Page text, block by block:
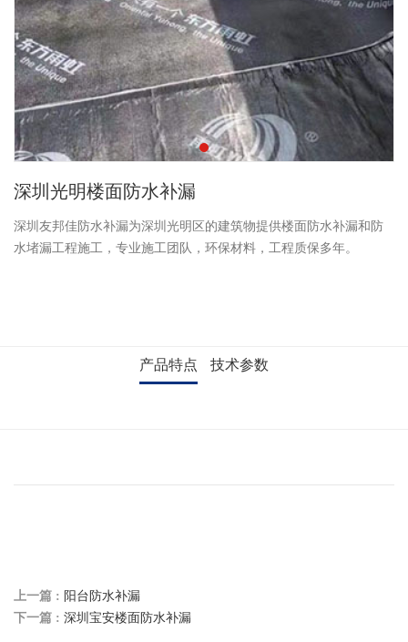
深圳光明楼面防水补漏
深圳友邦佳防水补漏为深圳光明区的建筑物提供楼面防水补漏和防
水堵漏工程施工，专业施工团队，环保材料，工程质保多年。
产品特点 技术参数
上一篇 : 阳台防水补漏
下一篇 : 深圳宝安楼面防水补漏